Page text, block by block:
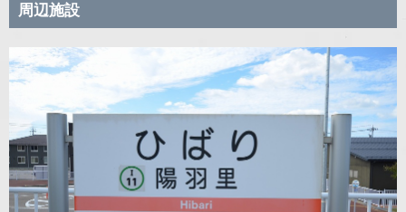
周辺施設